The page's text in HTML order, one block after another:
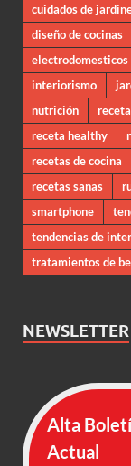
cuidados de
diseño de cocinas
electrodomesticos
interiorismo
nutrición
receta healthy
recetas de cocina
recetas sanas
smartphone
tendencias de
tratamientos de
NEWSLETTER
Alta
Actual